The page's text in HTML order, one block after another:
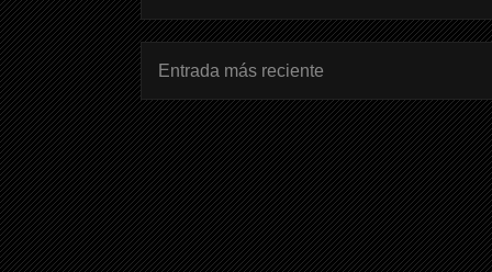
Entrada más reciente